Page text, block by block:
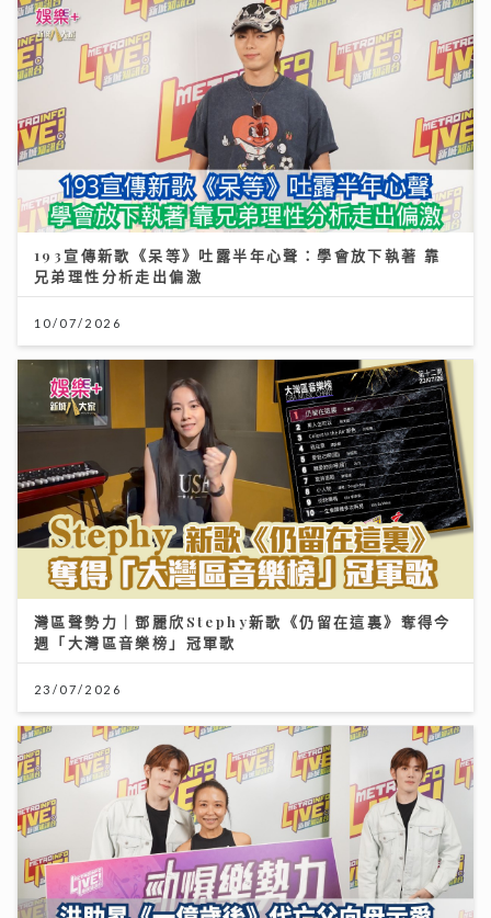
193宣傳新歌《呆等》吐露半年心聲：學會放下執著 靠
兄弟理性分析走出偏激
10/07/2026
灣區聲勢力｜鄧麗欣Stephy新歌《仍留在這裏》奪得今
週「大灣區音樂榜」冠軍歌
23/07/2026